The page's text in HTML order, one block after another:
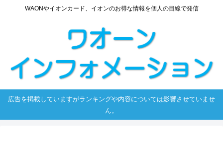
WAONやイオンカード、イオンのお得な情報を個人の目線で発信
広告を掲載していますがランキングや内容については影響させていませ
ん。